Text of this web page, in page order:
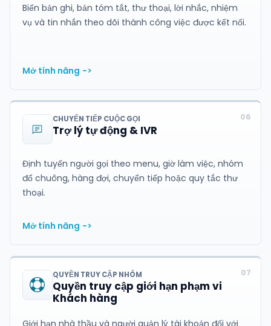
Biến bản ghi, bản tóm tắt, thư thoại, lời nhắc, nhiệm
vụ và tin nhắn theo dõi thành công việc được kết nối.
Mở tính năng ->
06
CHUYỂN TIẾP CUỘC GỌI
Trợ lý tự động & IVR
Định tuyến người gọi theo menu, giờ làm việc, nhóm
đổ chuông, hàng đợi, chuyển tiếp hoặc quy tắc thư
thoại.
Mở tính năng ->
07
QUYỀN TRUY CẬP NHÓM
Quyền truy cập giới hạn phạm vi
Khách hàng
Giới hạn nhà thầu và người quản lý tài khoản đối với